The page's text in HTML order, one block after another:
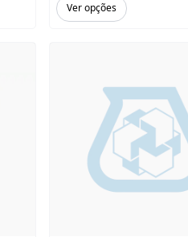
Ver opções